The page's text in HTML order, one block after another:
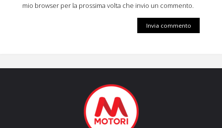
mio browser per la prossima volta che invio un commento.